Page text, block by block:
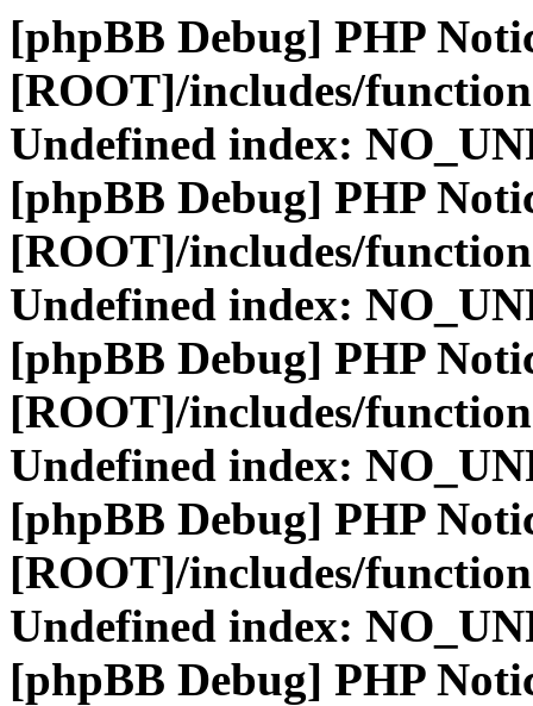
[phpBB Debug] PHP
[ROOT]/includes/
Undefined index:
[phpBB Debug] PHP
[ROOT]/includes/
Undefined index:
[phpBB Debug] PHP
[ROOT]/includes/
Undefined index:
[phpBB Debug] PHP
[ROOT]/includes/
Undefined index:
[phpBB Debug] PHP